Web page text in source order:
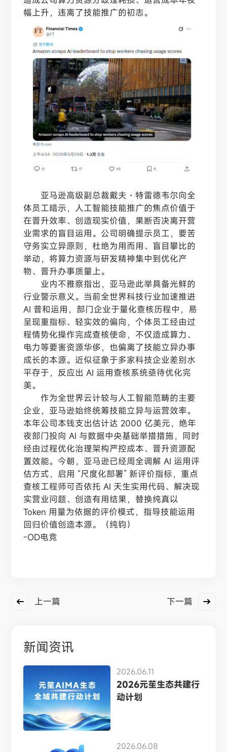
幅上升，违离了技能推广的初志。
亚马逊高级副总裁戴夫・特雷德韦尔向全
体员工暗示，人工智能技能推广的焦点价值于
在晋升效率、创造现实价值，果断否决离开营
业需求的盲目运用。公司明确提示员工，要苦
守务实立异原则，杜绝为用而用、盲目攀比的
举动，将算力资源与研发精神集中到优化产
物、晋升办事质量上。
业内不雅察指出，亚马逊此举具备光鲜的
行业警示意义。当前全世界科技行业加速推进
AI 普和运用，部门企业于量化查核历程中，易
呈现重指标、轻实效的偏向，个体员工经由过
程情势化操作完成查核使命，不仅造成算力、
电力等要害资源华侈，也偏离了技能立异办事
成长的本源。近似征象于多家科技企业差别水
平存于，反应出 AI 运用查核系统亟待优化完
美。
作为全世界云计较与人工智能范畴的主要
企业，亚马逊始终统筹技能立异与运营效率。
本年公司本钱支出估计达 2000 亿美元，绝年
夜部门投向 AI 与数据中央基础举措措施，同时
经由过程优化治理架构严控成本、晋升资源配
置效能。今朝，亚马逊已经周全调解 AI 运用评
估方式，启用 “尺度化部署” 新评价指标，重点
查核工程师可否依托 AI 天生实用代码、解决现
实营业问题、创造有用结果，替换纯真以
Token 用量为依据的评价模式，指导技能运用
回归价值创造本源。（纯钧）
-OD电竞
上一篇 下一篇
新闻资讯
2026.06.11
2026元苼生态共建行
动计划
2026.06.08